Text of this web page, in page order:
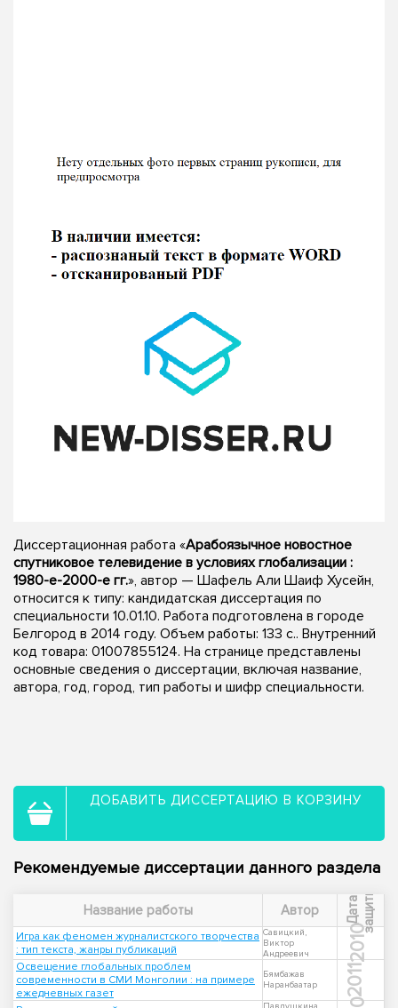
Диссертационная работа «Арабоязычное новостное
спутниковое телевидение в условиях глобализации :
1980-е-2000-е гг.», автор — Шафель Али Шаиф Хусейн,
относится к типу: кандидатская диссертация по
специальности 10.01.10. Работа подготовлена в городе
Белгород в 2014 году. Объем работы: 133 с.. Внутренний
код товара: 01007855124. На странице представлены
основные сведения о диссертации, включая название,
автора, год, город, тип работы и шифр специальности.
ДОБАВИТЬ ДИССЕРТАЦИЮ В КОРЗИНУ
Рекомендуемые диссертации данного раздела
Название работы Автор Д
а
т
а
з
а
щ
и
ты
Игра как феномен журналистского творчества
: тип текста, жанры публикаций
Савицкий,
Виктор
Андреевич
2010
Освещение глобальных проблем
современности в СМИ Монголии : на примере
ежедневных газет
Бямбажав
Наранбаатар
2011